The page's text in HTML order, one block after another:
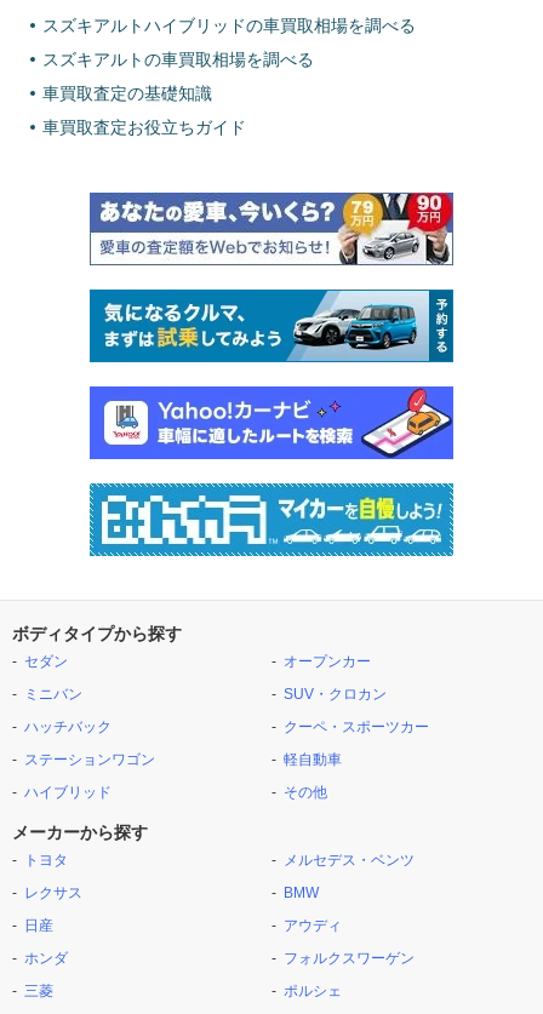
スズキアルトハイブリッドの車買取相場を調べる
スズキアルトの車買取相場を調べる
車買取査定の基礎知識
車買取査定お役立ちガイド
ボディタイプから探す
セダン
ミニバン
ハッチバック
ステーションワゴン
ハイブリッド
オープンカー
SUV・クロカン
クーペ・スポーツカー
軽自動車
その他
メーカーから探す
トヨタ
レクサス
日産
ホンダ
三菱
メルセデス・ベンツ
BMW
アウディ
フォルクスワーゲン
ポルシェ